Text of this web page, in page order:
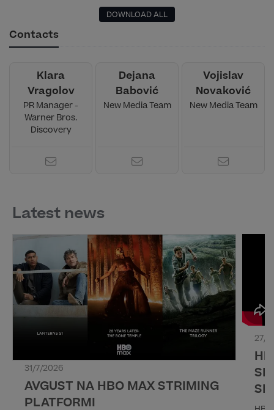
DOWNLOAD ALL
Contacts
Klara
Vragolov
PR Manager -
Warner Bros.
Discovery
Dejana
Babović
New Media Team
Vojislav
Novaković
New Media Team
Latest news
31/7/2026
AVGUST NA HBO MAX STRIMING
PLATFORMI
27/